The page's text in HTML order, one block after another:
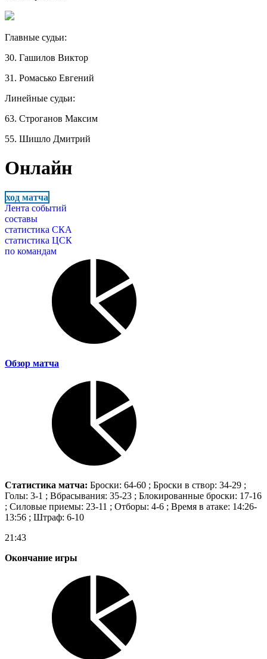
Главные судьи:
30. Гашилов Виктор
31. Ромасько Евгений
Линейные судьи:
63. Строганов Максим
55. Шишло Дмитрий
Онлайн
ход матча
Лента событий
составы
статистика СКА
статистика ЦСК
по командам
Обзор матча
Статистика матча: Броски: 64-60 ; Броски в створ: 34-29 ;
Голы: 3-1 ; Вбрасывания: 35-23 ; Блокированные броски: 17-16
; Силовые приемы: 23-11 ; Отборы: 4-6 ; Время в атаке: 14:26-
13:56 ; Штраф: 6-10
21:43
Окончание игры